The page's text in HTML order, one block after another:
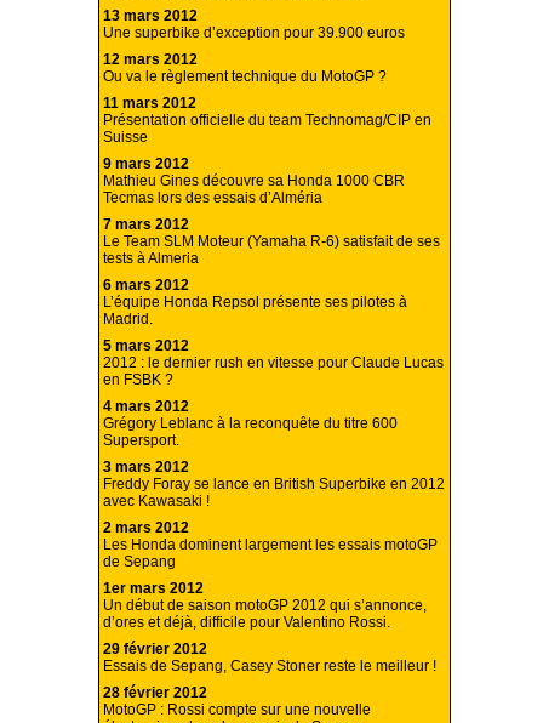
13 mars 2012
Une superbike d’exception pour 39.900 euros
12 mars 2012
Ou va le règlement technique du MotoGP ?
11 mars 2012
Présentation officielle du team Technomag/CIP en
Suisse
9 mars 2012
Mathieu Gines découvre sa Honda 1000 CBR
Tecmas lors des essais d’Alméria
7 mars 2012
Le Team SLM Moteur (Yamaha R-6) satisfait de ses
tests à Almeria
6 mars 2012
L’équipe Honda Repsol présente ses pilotes à
Madrid.
5 mars 2012
2012 : le dernier rush en vitesse pour Claude Lucas
en FSBK ?
4 mars 2012
Grégory Leblanc à la reconquête du titre 600
Supersport.
3 mars 2012
Freddy Foray se lance en British Superbike en 2012
avec Kawasaki !
2 mars 2012
Les Honda dominent largement les essais motoGP
de Sepang
1er mars 2012
Un début de saison motoGP 2012 qui s’annonce,
d’ores et déjà, difficile pour Valentino Rossi.
29 février 2012
Essais de Sepang, Casey Stoner reste le meilleur !
28 février 2012
MotoGP : Rossi compte sur une nouvelle